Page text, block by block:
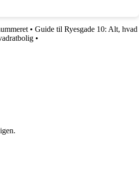
• Guide til Ryesgade 10: Alt, hvad
•